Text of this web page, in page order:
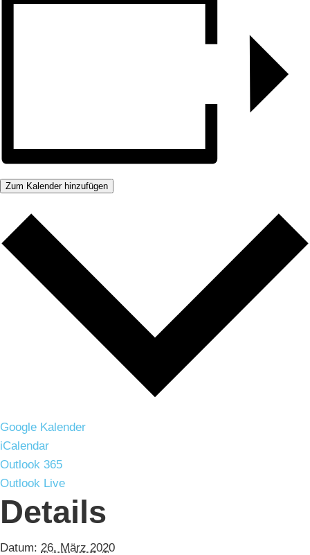
Zum Kalender hinzufügen
Google Kalender
iCalendar
Outlook 365
Outlook Live
Details
Datum: 26. März 2020